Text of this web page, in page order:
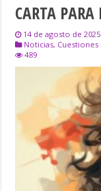
CARTA PARA
14 de agosto de 2025
Noticias,
489